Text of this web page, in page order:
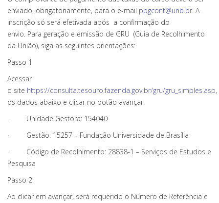
enviado, obrigatoriamente, para o e-mail ppgcont@unb.br. A
inscrição só será efetivada após a confirmação do
envio. Para geração e emissão de GRU (Guia de Recolhimento
da União), siga as seguintes orientações:
Passo 1
Acessar
o site https://consulta.tesouro.fazenda.gov.br/gru/gru_simples.asp
os dados abaixo e clicar no botão avançar:
· Unidade Gestora: 154040
· Gestão: 15257 – Fundação Universidade de Brasília
· Código de Recolhimento: 28838-1 – Serviços de Estudos e
Pesquisa
Passo 2
Ao clicar em avançar, será requerido o Número de Referência e